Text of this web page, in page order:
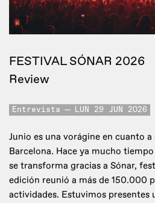
FESTIVAL SÓNAR 2026
Review
Entrevista LUN 29 JUN 2026
Junio es una vorágine en cuanto
Barcelona. Hace ya mucho
se transforma gracias a Sónar,
edición reunió a más de 150.000
actividades. Estuvimos presentes